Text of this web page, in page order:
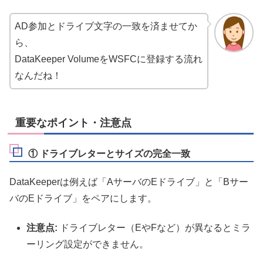
AD参加とドライブ文字の一致を済ませてか
ら、
DataKeeper VolumeをWSFCに登録する流れ
なんだね！
重要なポイント・注意点
① ドライブレターとサイズの完全一致
DataKeeperは例えば「AサーバのEドライブ」と「Bサー
バのEドライブ」をペアにします。
注意点: ドライブレター（EやFなど）が異なるとミラ
ーリング設定ができません。